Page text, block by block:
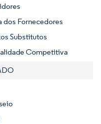
dos Fornecedores
Substitutos
Competitiva